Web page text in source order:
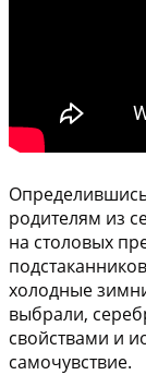
родителям из
на столовых
холодные
выбрали,
свойствами и
самочувствие.